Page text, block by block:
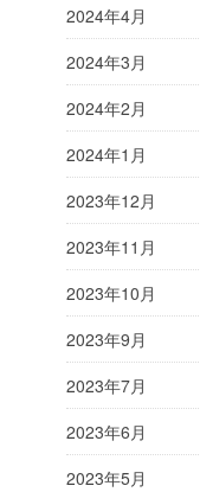
2024年4月
2024年3月
2024年2月
2024年1月
2023年12月
2023年11月
2023年10月
2023年9月
2023年7月
2023年6月
2023年5月